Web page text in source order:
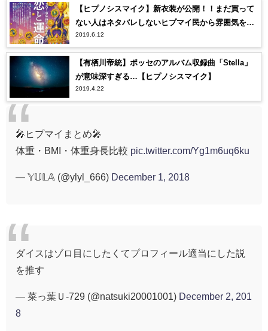
【ヒプノシスマイク】新衣装が公開！！まだ買って
ない人はネタバレしないヒプマイ民から雰囲気を感
じ取ろう…
2019.6.12
【有栖川帝統】ポッセのアルバム収録曲「Stella」
が意味深すぎる…【ヒプノシスマイク】
2019.4.22
🎤ヒプマイまとめ🎤
体重・BMI・体重身長比較 pic.twitter.com/Yg1m6uq6ku
— 𝕐𝕌𝕃𝔸 (@ylyl_666) December 1, 2018
ダイスはゾロ目にしたくてプロフィール適当にした説
を推す
— 菜っ葉Ｕ-729 (@natsuki20001001) December 2, 201
8